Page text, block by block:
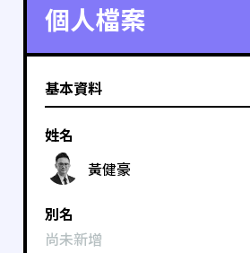
個人檔案
基本資料
姓名
黃健豪
別名
尚未新增